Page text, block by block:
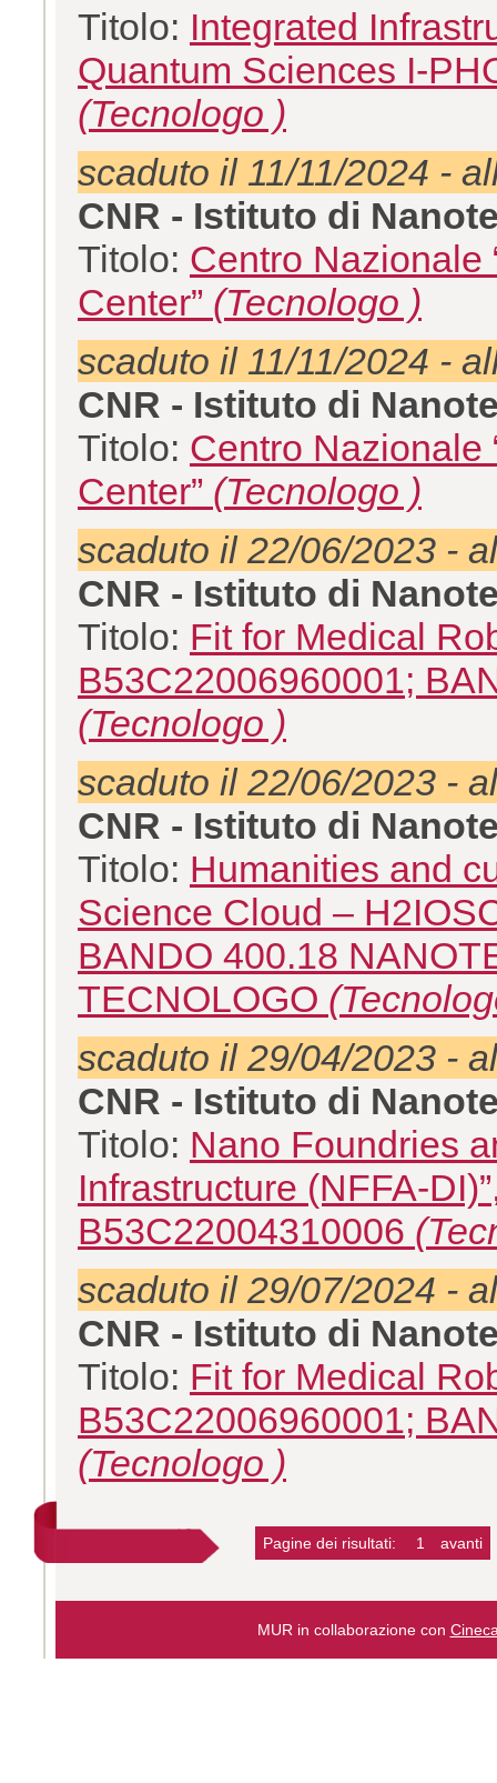
Titolo: Integrated
Quantum Sciences I-
(Tecnologo )
scaduto il 11/11/2024 -
CNR - Istituto di
Titolo: Centro Nazionale
Center” (Tecnologo )
scaduto il 11/11/2024 -
CNR - Istituto di
Titolo: Centro Nazionale
Center” (Tecnologo )
scaduto il 22/06/2023 -
CNR - Istituto di
Titolo: Fit for Medical
B53C22006960001;
(Tecnologo )
scaduto il 22/06/2023 -
CNR - Istituto di
Titolo: Humanities and
Science Cloud –
BANDO 400.18
TECNOLOGO
scaduto il 29/04/2023 -
CNR - Istituto di
Titolo: Nano Foundries
Infrastructure (NFFA-
B53C22004310006
scaduto il 29/07/2024 -
CNR - Istituto di
Titolo: Fit for Medical
B53C22006960001;
(Tecnologo )
Pagine dei risultati: 1 avanti
MUR in collaborazione con